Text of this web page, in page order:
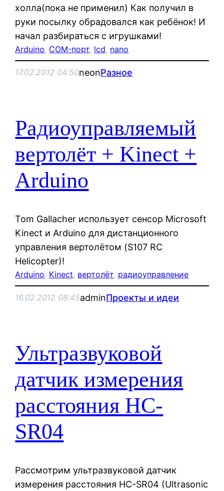
холла(пока не применил) Как получил в
руки посылку обрадовался как ребёнок! И
начал разбираться с игрушками!
Arduino, COM-порт, lcd, nano
17.02.2012 04:50neonРазное
Радиоуправляемый
вертолёт + Kinect +
Arduino
Tom Gallacher использует сенсор Microsoft
Kinect и Arduino для дистанционного
управления вертолётом (S107 RC
Helicopter)!
Arduino, Kinect, вертолёт, радиоуправление
16.02.2012 08:45adminПроекты и идеи
Ультразвуковой
датчик измерения
расстояния HC-
SR04
Рассмотрим ультразвуковой датчик
измерения расстояния HC-SR04 (Ultrasonic